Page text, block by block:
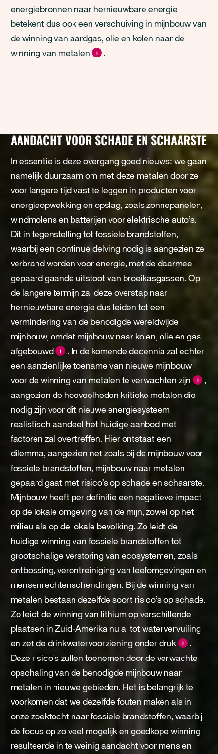
energiebronnen naar hernieuwbare energie
betekent dus ook een verschuiving in mijnbouw van
de winning van aardgas, olie en kolen naar de
winning van metalen i .
AANDACHT VOOR SCHADE EN SCHAARSTE
In essentie is deze overgang goed nieuws: we gaan
namelijk duurzaam om met deze metalen door ze
voor langere tijd vast te leggen in producten voor
energieopwekking en opslag, zoals zonnepanelen,
windmolens en batterijen voor elektrische auto’s.
Dit in tegenstelling tot fossiele brandstoffen,
waarbij een continue delving nodig is aangezien ze
verbrand worden voor energie, met de daarmee
gepaard gaande uitstoot van broeikasgassen. Op
de langere termijn zal deze overstap naar
hernieuwbare energie dus leiden tot een
vermindering van de benodigde wereldwijde
mijnbouw, omdat mijnbouw naar kolen, olie en gas
afgebouwd i
. In de komende decennia zal echter
een aanzienlijke toename van nieuwe mijnbouw
voor de winning van metalen te verwachten zijn i
,
aangezien de hoeveelheden kritieke metalen die
nodig zijn voor dit nieuwe energiesysteem
realistisch aandeel het huidige aanbod met
factoren zal overtreffen. Hier ontstaat een
dilemma, aangezien net zoals bij de mijnbouw voor
fossiele brandstoffen, mijnbouw naar metalen
gepaard gaat met risico’s op schade en schaarste.
Mijnbouw heeft per definitie een negatieve impact
op de lokale omgeving van de mijn, zowel op het
milieu als op de lokale bevolking. Zo leidt de
huidige winning van fossiele brandstoffen tot
grootschalige verstoring van ecosystemen, zoals
ontbossing, verontreiniging van leefomgevingen en
mensenrechtenschendingen. Bij de winning van
metalen bestaan dezelfde soort risico’s op schade.
Zo leidt de winning van lithium op verschillende
plaatsen in Zuid-Amerika nu al tot watervervuiling
en zet de drinkwatervoorziening onder druk i
.
Deze risico’s zullen toenemen door de verwachte
opschaling van de benodigde mijnbouw naar
metalen in nieuwe gebieden. Het is belangrijk te
voorkomen dat we dezelfde fouten maken als in
onze zoektocht naar fossiele brandstoffen, waarbij
de focus op zo veel mogelijk en goedkope winning
resulteerde in te weinig aandacht voor mens en